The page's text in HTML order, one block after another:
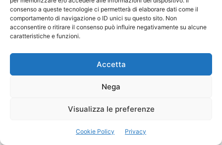
consenso a queste tecnologie ci permetterà di elaborare dati come il
comportamento di navigazione o ID unici su questo sito. Non
acconsentire o ritirare il consenso può influire negativamente su alcune
caratteristiche e funzioni.
Accetta
Nega
Visualizza le preferenze
Cookie Policy Privacy
cui all’art. 355 del D.P.R. 27 aprile 1955, n. 547.
Le materie in corso di lavorazione che siano
svolgere emanazioni sgradevoli, non devono essere
accumulate nei locali di lavoro in quantità superiore a
I recipienti e gli apparecchi che servono alla